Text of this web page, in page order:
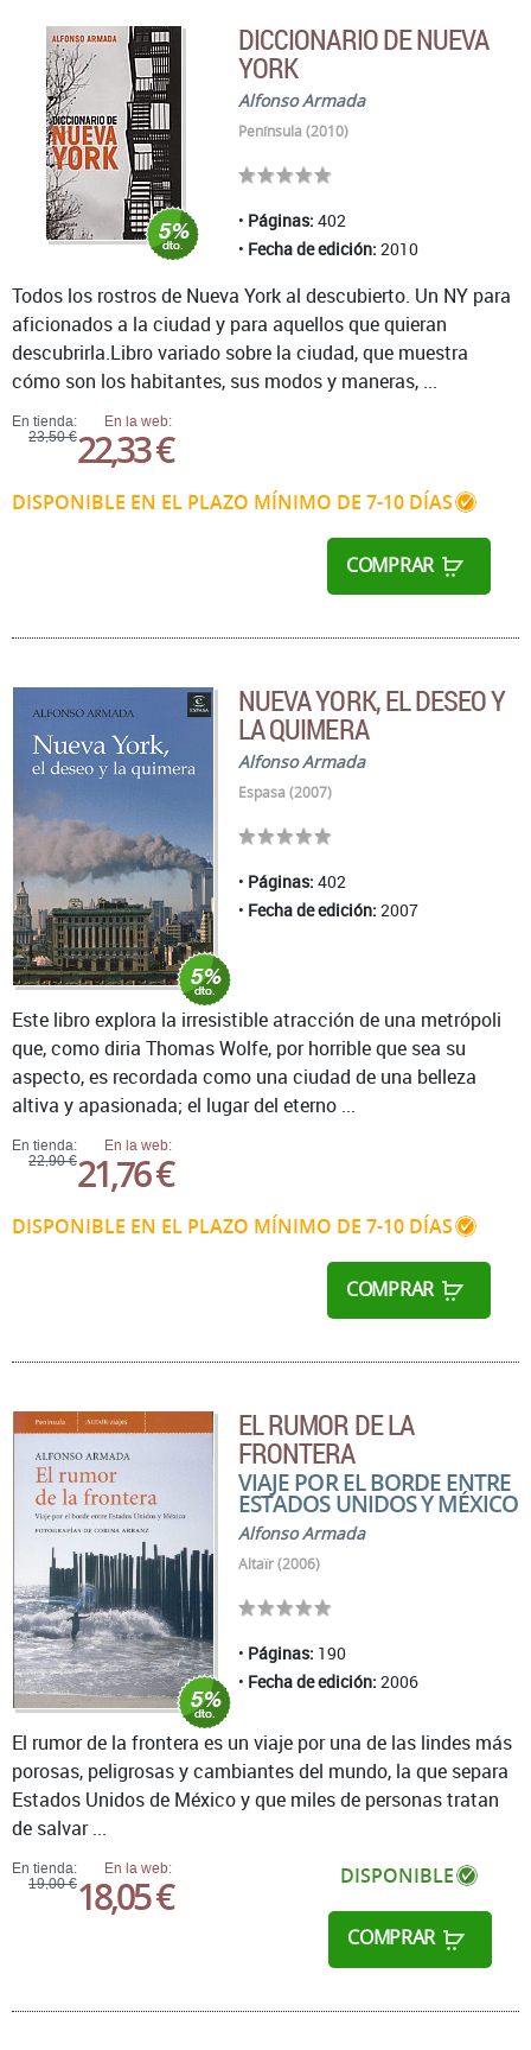
DICCIONARIO DE NUEVA
YORK
Alfonso Armada
Península (2010)
Páginas: 402
Fecha de edición: 2010
En tienda:
23,50 €
En la web:
22,33 €
DISPONIBLE EN EL PLAZO MÍNIMO DE 7-10 DÍAS
COMPRAR
Todos los rostros de Nueva York al descubierto. Un NY para
aficionados a la ciudad y para aquellos que quieran
descubrirla.Libro variado sobre la ciudad, que muestra
cómo son los habitantes, sus modos y maneras, ...
NUEVA YORK, EL DESEO Y
LA QUIMERA
Alfonso Armada
Espasa (2007)
Páginas: 402
Fecha de edición: 2007
En tienda:
22,90 €
En la web:
21,76 €
DISPONIBLE EN EL PLAZO MÍNIMO DE 7-10 DÍAS
COMPRAR
Este libro explora la irresistible atracción de una metrópoli
que, como diria Thomas Wolfe, por horrible que sea su
aspecto, es recordada como una ciudad de una belleza
altiva y apasionada; el lugar del eterno ...
EL RUMOR DE LA
FRONTERA
VIAJE POR EL BORDE ENTRE
ESTADOS UNIDOS Y MÉXICO
Alfonso Armada
Altaïr (2006)
Páginas: 190
Fecha de edición: 2006
En tienda:
19,00 €
En la web:
18,05 € DISPONIBLE
COMPRAR
El rumor de la frontera es un viaje por una de las lindes más
porosas, peligrosas y cambiantes del mundo, la que separa
Estados Unidos de México y que miles de personas tratan
de salvar ...